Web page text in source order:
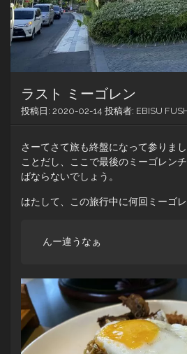
ラスト ミーゴレン
投稿日: 2020-02-14 投稿者: EBISU
さーてさて旅も終盤になって参りま
ことだし、ここで最後のミーゴレン
ばならないでしょう。
はたして、この旅行中に何回ミーゴ
んー違うなぁ